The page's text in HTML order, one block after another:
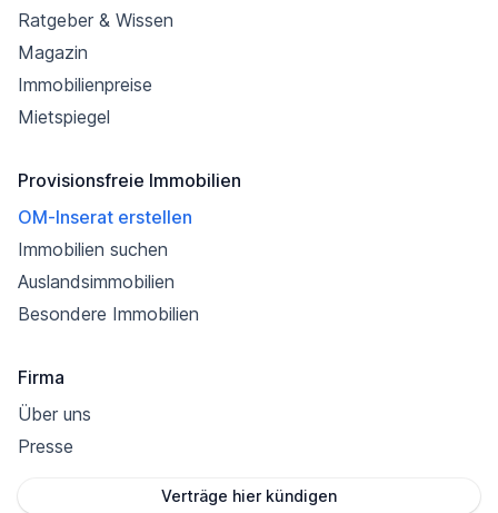
Ratgeber & Wissen
Magazin
Immobilienpreise
Mietspiegel
Provisionsfreie Immobilien
OM-Inserat erstellen
Immobilien suchen
Auslandsimmobilien
Besondere Immobilien
Firma
Über uns
Presse
Verträge hier kündigen